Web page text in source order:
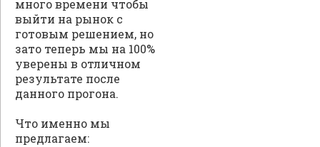
много времени чтобы
выйти на рынок с
готовым решением, но
зато теперь мы на 100%
уверены в отличном
результате после
данного прогона.
Что именно мы
предлагаем: